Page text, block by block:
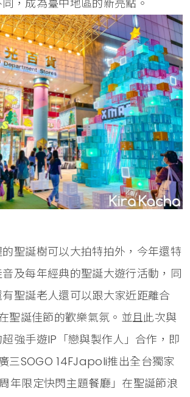
，成為臺中地區的新亮點。
聖誕樹可以大拍特拍外，今年還特
及每年經典的聖誕大遊行活動，同
聖誕老人還可以跟大家近距離合
聖誕佳節的歡樂氣氛。並且此次與
強手遊IP「戀與製作人」合作，即
三SOGO 14FJapoli推出全台獨家
年限定快閃主題餐廳」在聖誕節浪